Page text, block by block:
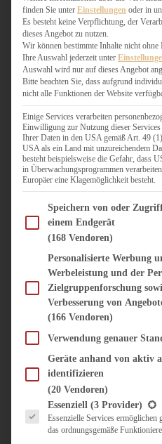
finden Sie unter Einstellungen oder in
Es besteht keine Verpflichtung, der
dieses Angebot zu nutzen.
Wir können bestimmte Inhalte nicht
Ihre Auswahl jederzeit unter
Auswahl wird nur auf dieses Angebot
Bitte beachten Sie, dass aufgrund
nicht alle Funktionen der Website
Einige Services verarbeiten
Einwilligung zur Nutzung dieser
Ihrer Daten in den USA gemäß Art. 49
USA als ein Land mit unzureichendem
besteht beispielsweise die Gefahr, dass
in Überwachungsprogrammen
Europäer eine Klagemöglichkeit besteht.
Im Folgenden finden Sie eine Liste der
Speichern von oder
einem Endgerät
(168 Vendoren)
Personalisierte Werbung
Werbeleistung und der
Zielgruppenforschung
Verbesserung von
(166 Vendoren)
Verwendung genauer
Geräte anhand von aktiv
identifizieren
(20 Vendoren)
Es folgt eine Liste der Service-
Essenziell (3 Provider)
Essenzielle Services
das ordnungsgemäße